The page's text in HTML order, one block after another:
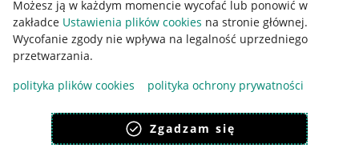
Możesz ją w każdym momencie wycofać lub ponowić w
zakładce Ustawienia plików cookies na stronie głównej.
Wycofanie zgody nie wpływa na legalność uprzedniego
przetwarzania.
polityka plików cookies
polityka ochrony prywatności
Zgadzam się